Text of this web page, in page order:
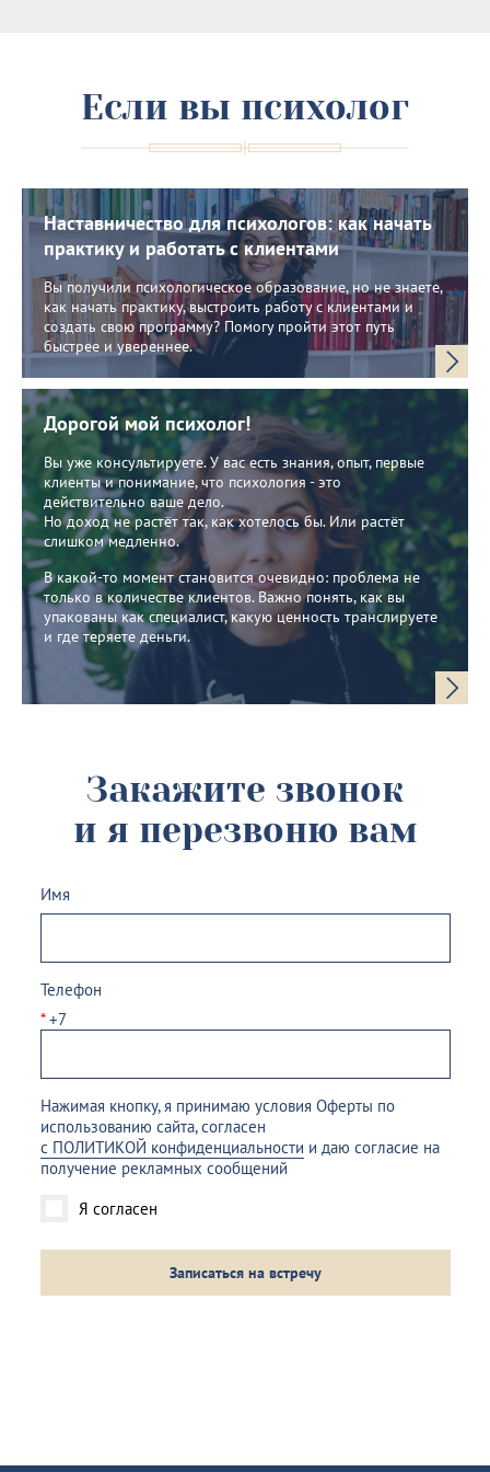
Если вы психолог
Наставничество для психологов: как начать
практику и работать с клиентами
Вы получили психологическое образование, но не знаете,
как начать практику, выстроить работу с клиентами и
создать свою программу? Помогу пройти этот путь
быстрее и увереннее.
Дорогой мой психолог!
Вы уже консультируете. У вас есть знания, опыт, первые
клиенты и понимание, что психология - это
действительно ваше дело.
Но доход не растёт так, как хотелось бы. Или растёт
слишком медленно.
В какой-то момент становится очевидно: проблема не
только в количестве клиентов. Важно понять, как вы
упакованы как специалист, какую ценность транслируете
и где теряете деньги.
Закажите звонок
и я перезвоню вам
Имя
Телефон
*+7
Нажимая кнопку, я принимаю условия Оферты по
использованию сайта, согласен
с ПОЛИТИКОЙ конфиденциальности и даю согласие на
получение рекламных сообщений
Я согласен